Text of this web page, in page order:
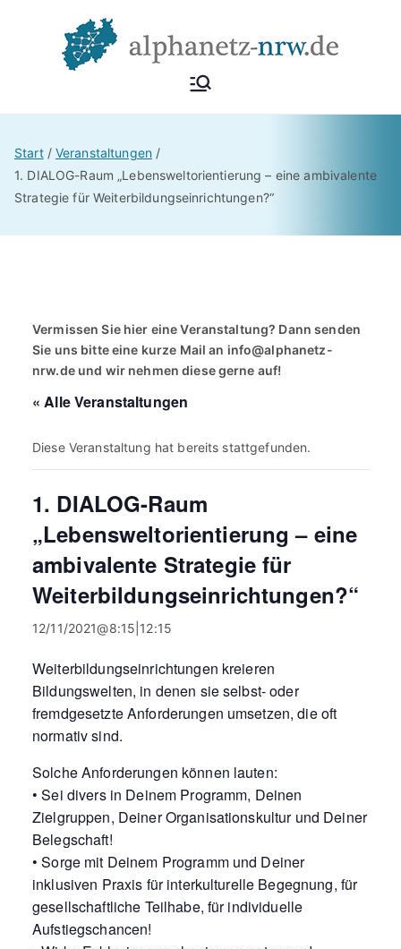
Alphan
etz
NRW
Start
Veranstaltungen
1. DIALOG-Raum „Lebensweltorientierung – eine ambivalente
Strategie für Weiterbildungseinrichtungen?“
Vermissen Sie hier eine Veranstaltung? Dann senden
Sie uns bitte eine kurze Mail an info@alphanetz-
nrw.deund wir nehmen diese gerne auf!
« Alle Veranstaltungen
Diese Veranstaltung hat bereits stattgefunden.
1. DIALOG-Raum
„Lebensweltorientierung – eine
ambivalente Strategie für
Weiterbildungseinrichtungen?“
12/11/2021@8:15 12:15
Weiterbildungseinrichtungen kreieren
Bildungswelten, in denen sie selbst- oder
fremdgesetzte Anforderungen umsetzen, die oft
normativ sind.
Solche Anforderungen können lauten:
• Sei divers in Deinem Programm, Deinen
Zielgruppen, Deiner Organisationskultur und Deiner
Belegschaft!
• Sorge mit Deinem Programm und Deiner
inklusiven Praxis für interkulturelle Begegnung, für
gesellschaftliche Teilhabe, für individuelle
Aufstiegschancen!